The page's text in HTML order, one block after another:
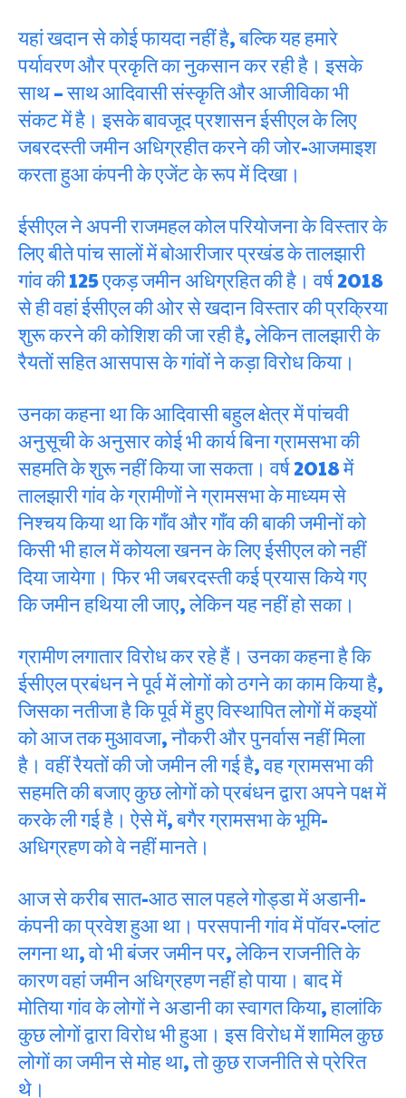
यहां खदान से कोई फायदा नहीं है, बल्कि यह हमारे
पर्यावरण और प्रकृति का नुकसान कर रही है। इसके
साथ – साथ आदिवासी संस्कृति और आजीविका भी
संकट में है। इसके बावजूद प्रशासन ईसीएल के लिए
जबरदस्ती जमीन अधिग्रहीत करने की जोर-आजमाइश
करता हुआ कंपनी के एजेंट के रूप में दिखा।
ईसीएल ने अपनी राजमहल कोल परियोजना के विस्तार के
लिए बीते पांच सालों में बोआरीजार प्रखंड के तालझारी
गांव की 125 एकड़ जमीन अधिग्रहित की है। वर्ष 2018
से ही वहां ईसीएल की ओर से खदान विस्तार की प्रक्रिया
शुरू करने की कोशिश की जा रही है, लेकिन तालझारी के
रैयतों सहित आसपास के गांवों ने कड़ा विरोध किया।
उनका कहना था कि आदिवासी बहुल क्षेत्र में पांचवी
अनुसूची के अनुसार कोई भी कार्य बिना ग्रामसभा की
सहमति के शुरू नहीं किया जा सकता। वर्ष 2018 में
तालझारी गांव के ग्रामीणों ने ग्रामसभा के माध्यम से
निश्चय किया था कि गाँव और गाँव की बाकी जमीनों को
किसी भी हाल में कोयला खनन के लिए ईसीएल को नहीं
दिया जायेगा। फिर भी जबरदस्ती कई प्रयास किये गए
कि जमीन हथिया ली जाए, लेकिन यह नहीं हो सका।
ग्रामीण लगातार विरोध कर रहे हैं। उनका कहना है कि
ईसीएल प्रबंधन ने पूर्व में लोगों को ठगने का काम किया है,
जिसका नतीजा है कि पूर्व में हुए विस्थापित लोगों में कइयों
को आज तक मुआवजा, नौकरी और पुनर्वास नहीं मिला
है। वहीं रैयतों की जो जमीन ली गई है, वह ग्रामसभा की
सहमति की बजाए कुछ लोगों को प्रबंधन द्वारा अपने पक्ष में
करके ली गई है। ऐसे में, बगैर ग्रामसभा के भूमि-
अधिग्रहण को वे नहीं मानते।
आज से करीब सात-आठ साल पहले गोड्डा में अडानी-
कंपनी का प्रवेश हुआ था। परसपानी गांव में पॉवर-प्लांट
लगना था, वो भी बंजर जमीन पर, लेकिन राजनीति के
कारण वहां जमीन अधिग्रहण नहीं हो पाया। बाद में
मोतिया गांव के लोगों ने अडानी का स्वागत किया, हालांकि
कुछ लोगों द्वारा विरोध भी हुआ। इस विरोध में शामिल कुछ
लोगों का जमीन से मोह था, तो कुछ राजनीति से प्रेरित
थे।